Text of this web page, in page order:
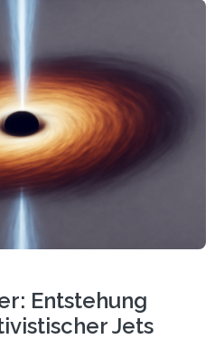
Das
Advances veröffentlichte
sciadv.adw8462)
Dampfturbinen sind
wandeln thermische
um – oder anders
In
ist es in den…
Entstehung
Jets